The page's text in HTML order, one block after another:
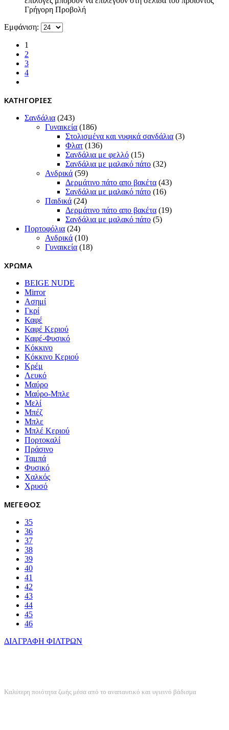
Γρήγορη Προβολή
Εμφάνιση:
1
2
3
4
ΚΑΤΗΓΟΡΙΕΣ
Σανδάλια (243)
Γυναικεία (186)
Στολισμένα και νυφικά σανδάλια (3)
Φλατ (136)
Σανδάλια με φελλό (15)
Σανδάλια με μαλακό πάτο (32)
Ανδρικά (59)
Δερμάτινο πάτο απο βακέτα (43)
Σανδάλια με μαλακό πάτο (16)
Παιδικά (24)
Δερμάτινο πάτο απο βακέτα (19)
Σανδάλια με μαλακό πάτο (5)
Πορτοφόλια (24)
Ανδρικά (10)
Γυναικεία (18)
ΧΡΩΜΑ
BEIGE NUDE
Mirror
Ασημί
Γκρί
Καφέ
Καφέ Κεριού
Καφέ-Φυσικό
Κόκκινο
Κόκκινο Κεριού
Κρέμ
Λευκό
Μαύρο
Μαύρο-Μπλε
Μελί
Μπέζ
Μπλε
Μπλέ Κεριού
Πορτοκαλί
Πράσινο
Ταμπά
Φυσικό
Χαλκός
Χρυσό
ΜΕΓΕΘΟΣ
35
36
37
38
39
40
41
42
43
44
45
46
ΔΙΑΓΡΑΦΗ ΦΙΛΤΡΩΝ
Καλύτερη ποιότητα ζωής μέσα από το αναπαυτικό και υγιεινό βάδισμα